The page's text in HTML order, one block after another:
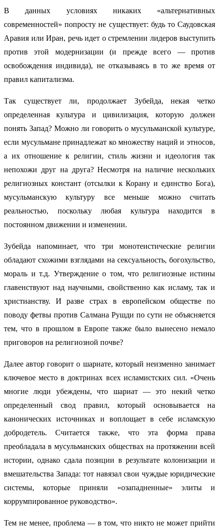
В данных условиях никаких «альтернативных
современностей» попросту не существует: будь то Саудовская
Аравия или Иран, речь идет о стремлении лидеров выступить
против этой модернизации (и прежде всего — против
освобождения индивида), не отказываясь в то же время от
правил капитализма.
Так существует ли, продолжает Зубейда, некая четко
определенная культура и цивилизация, которую должен
понять Запад? Можно ли говорить о мусульманской культуре,
если мусульмане принадлежат ко множеству наций и этносов,
а их отношение к религии, стиль жизни и идеология так
непохожи друг на друга? Несмотря на наличие нескольких
религиозных констант (отсылки к Корану и единство Бога),
мусульманскую культуру все меньше можно считать
реальностью, поскольку любая культура находится в
постоянном движении и изменении.
Зубейда напоминает, что три монотеистические религии
обладают схожими взглядами на сексуальность, богохульство,
мораль и т.д. Утверждение о том, что религиозные истины
главенствуют над научными, свойственно как исламу, так и
христианству. И разве страх в европейском обществе по
поводу фетвы против Салмана Рушди по сути не объясняется
тем, что в прошлом в Европе также было вынесено немало
приговоров на религиозной почве?
Далее автор говорит о шариате, который неизменно занимает
ключевое место в доктринах всех исламистских сил. «Очень
многие люди убеждены, что шариат — это некий четко
определенный свод правил, который основывается на
канонических источниках и воплощает в себе исламскую
добродетель. Считается также, что эта форма права
преобладала в мусульманских обществах на протяжении всей
истории, однако сдала позиции в результате колонизации и
вмешательства Запада: тот навязал свои чуждые юридические
системы, которые приняли «озападненные» элиты и
коррумпированное руководство».
Тем не менее, проблема — в том, что никто не может прийти